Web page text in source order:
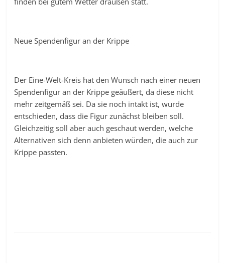
Neue Spendenfigur an der Krippe
Der Eine-Welt-Kreis hat den Wunsch nach einer neuen
Spendenfigur an der Krippe geäußert, da diese nicht
mehr zeitgemäß sei. Da sie noch intakt ist, wurde
entschieden, dass die Figur zunächst bleiben soll.
Gleichzeitig soll aber auch geschaut werden, welche
Alternativen sich denn anbieten würden, die auch zur
Krippe passten.